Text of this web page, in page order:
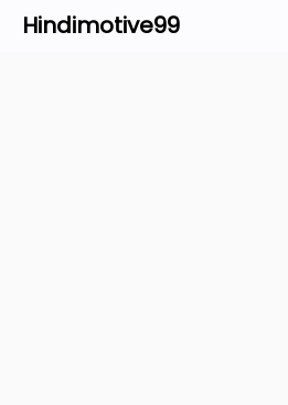
SkipHindimotive99